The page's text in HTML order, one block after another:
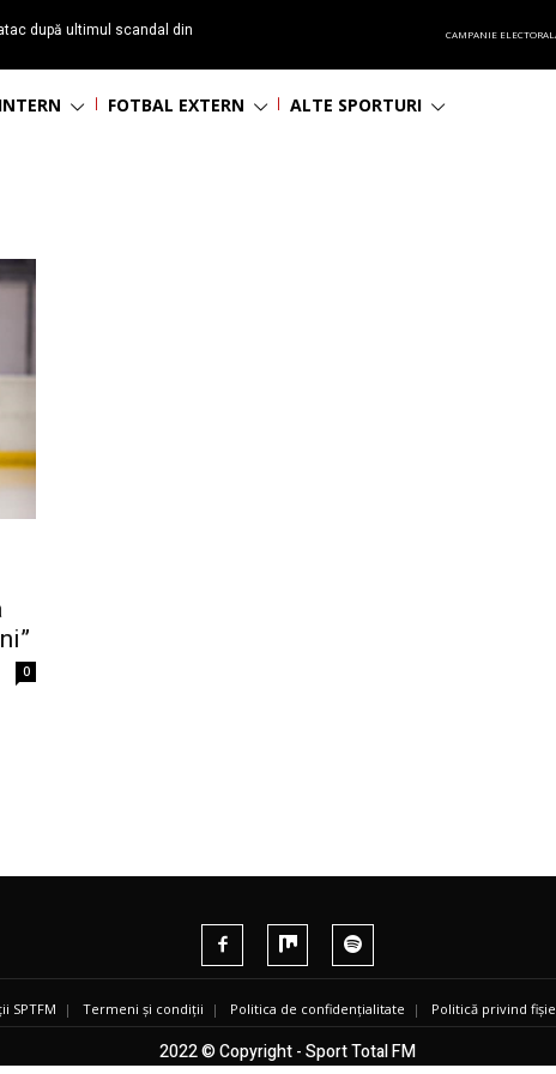
după ultimul scandal din
CAMPANIE
FOTBAL EXTERN ALTE SPORTURI
0
SPTFM | Termeni și condiții | Politica de confidențialitate | Politică privind
2022 © Copyright - Sport Total FM